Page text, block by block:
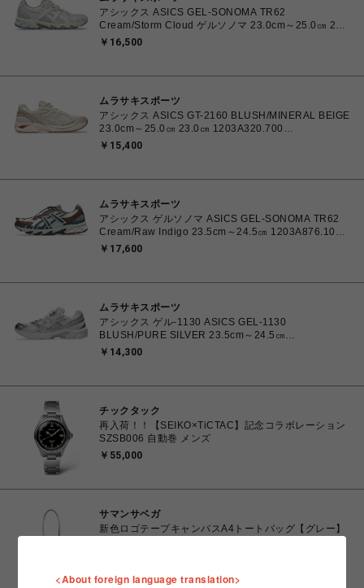
アシックス ASICS GEL-SONOMA TR62
Cream/Storm Cloud ゲルソノマ 23.0cm～25.0㎝ 23.0
㎝ 1203A734.102 4571633264412 ユニセックス ス
￥16,500
ムラサキスポーツ
アシックス ASICS GT-2160 BLUSH/MINERAL BEIGE
23.0cm～25.0㎝ 23.0㎝ 1203A320.700
4571633253669 レディース スニーカー スポーツスタ
￥15,400
ムラサキスポーツ
アシックス ゲルソノマ ASICS GEL-SONOMA TR62
Cream/Raw Indigo 23.5cm～24.5㎝ 1203A876.100
4571633244131 レディース スニーカー スポーツスタ
￥17,600
ムラサキスポーツ
アシックス ゲル-1130 ASICS GEL-1130
BLUSH/PURE SILVER 23.5cm～24.5㎝
1203A609.700 4571633242793 レディース スニーカ
￥14,300
チックタック
再入荷！！【SEIKO×TiCTAC】記念コラボレーション
SZSB006 自動巻 メンズ
￥55,000
サマンサベガ
新色ロゴテープキャンバスA4トートバッグ【グレー】
<About foreign language translation>